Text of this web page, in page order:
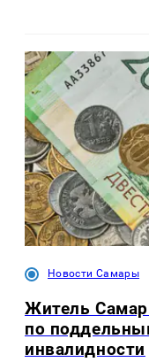
Новости Самары
Житель
по
инвалидности